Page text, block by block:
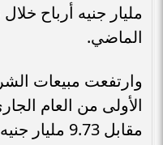
مليار جنيه أرباح
الماضي.
وارتفعت مبيعات
مقابل 9.73